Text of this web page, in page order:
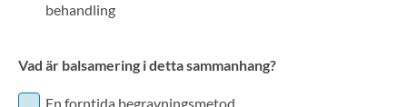
behandling
Vad är balsamering i detta sammanhang?
En forntida begravningsmetod